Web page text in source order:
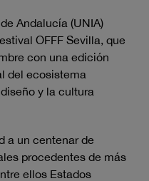
Andalucía (UNIA)
OFFF Sevilla, que
con una edición
del ecosistema
y la cultura
a un centenar de
procedentes de más
ellos Estados